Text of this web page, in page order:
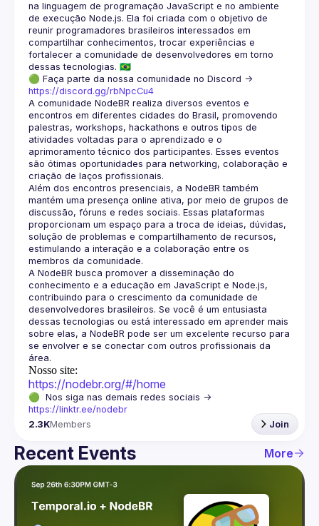
na linguagem de programação JavaScript e no ambiente
de execução Node.js. Ela foi criada com o objetivo de
reunir programadores brasileiros interessados em
compartilhar conhecimentos, trocar experiências e
fortalecer a comunidade de desenvolvedores em torno
🟢 Faça parte da nossa comunidade no Discord ->
https://discord.gg/rbNpcCu4
A comunidade NodeBR realiza diversos eventos e
encontros em diferentes cidades do Brasil, promovendo
palestras, workshops, hackathons e outros tipos de
atividades voltadas para o aprendizado e o
aprimoramento técnico dos participantes. Esses eventos
são ótimas oportunidades para networking, colaboração e
Além dos encontros presenciais, a NodeBR também
mantém uma presença online ativa, por meio de grupos de
discussão, fóruns e redes sociais. Essas plataformas
proporcionam um espaço para a troca de ideias, dúvidas,
solução de problemas e compartilhamento de recursos,
estimulando a interação e a colaboração entre os
A NodeBR busca promover a disseminação do
conhecimento e a educação em JavaScript e Node.js,
contribuindo para o crescimento da comunidade de
desenvolvedores brasileiros. Se você é um entusiasta
dessas tecnologias ou está interessado em aprender mais
sobre elas, a NodeBR pode ser um excelente recurso para
se envolver e se conectar com outros profissionais da
Nosso site:
https://nodebr.org/#/home
https://linktr.ee/nodebr
2.3KMembers Join
Recent Events More